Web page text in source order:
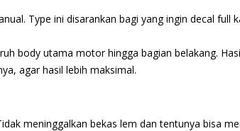
Type ini disarankan bagi yang ingin decal full
body utama motor hingga bagian belakang.
agar hasil lebih maksimal.
meninggalkan bekas lem dan tentunya bisa